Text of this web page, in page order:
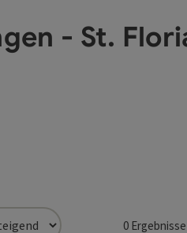
- St.
0Ergebnisse